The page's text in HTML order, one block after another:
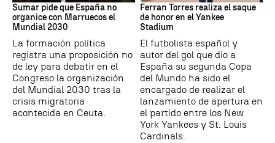
Sumar pide que España no
organice con Marruecos el
Mundial 2030
La formación política
registra una proposición no
de ley para debatir en el
Congreso la organización
del Mundial 2030 tras la
crisis migratoria
acontecida en Ceuta.
Ferran Torres realiza el saque
de honor en el Yankee
Stadium
El futbolista español y
autor del gol que dio a
España su segunda Copa
del Mundo ha sido el
encargado de realizar el
lanzamiento de apertura en
el partido entre los New
York Yankees y St. Louis
Cardinals.